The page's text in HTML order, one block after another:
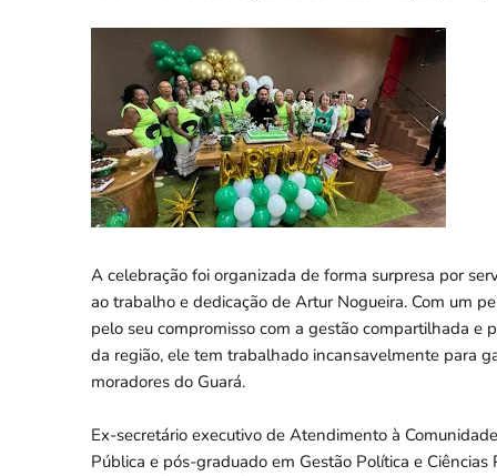
A celebração foi organizada de forma surpresa por
ao trabalho e dedicação de Artur Nogueira. Com um
pelo seu compromisso com a gestão compartilhada
da região, ele tem trabalhado incansavelmente para
moradores do Guará.
Ex-secretário executivo de Atendimento à
Pública e pós-graduado em Gestão Política e